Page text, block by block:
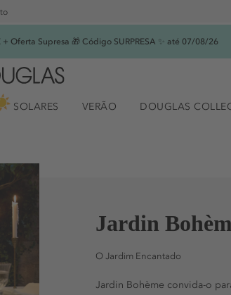
Oferta Supresa 🎁 Código SURPRESA ✨ até 07/08/26
SOLARES VERÃO DOUGLAS
Jardin
O Jardim Encantado
Jardin Bohème convida-o